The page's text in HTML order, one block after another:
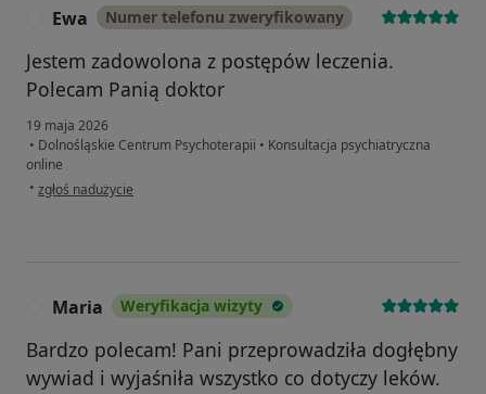
Ewa Numer telefonu zweryfikowany
Jestem zadowolona z postępów leczenia.
Polecam Panią doktor
19 maja 2026
• Dolnośląskie Centrum Psychoterapii • Konsultacja psychiatryczna
online
• w opinii użytkownika Ewa
zgłoś nadużycie
Maria Weryfikacja wizyty
Bardzo polecam! Pani przeprowadziła dogłębny
wywiad i wyjaśniła wszystko co dotyczy leków.